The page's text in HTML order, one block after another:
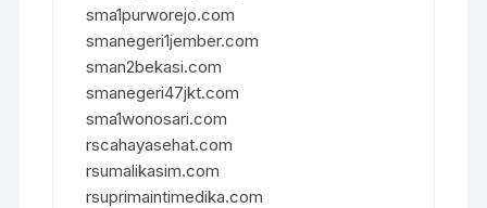
sma1purworejo.com
smanegeri1jember.com
sman2bekasi.com
smanegeri47jkt.com
sma1wonosari.com
rscahayasehat.com
rsumalikasim.com
rsuprimaintimedika.com